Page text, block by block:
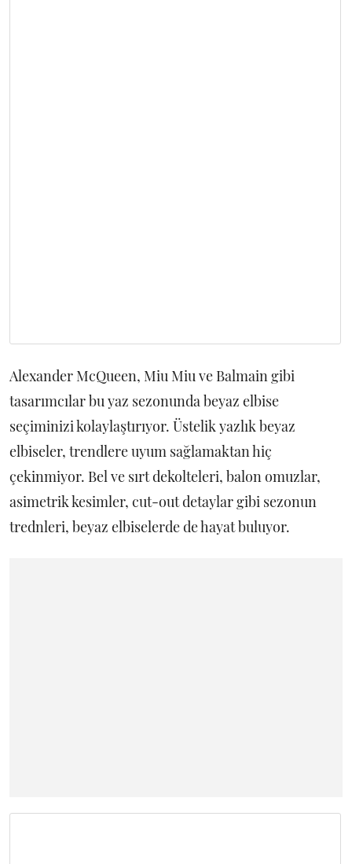
Alexander McQueen, Miu Miu ve Balmain gibi
tasarımcılar bu yaz sezonunda beyaz elbise
seçiminizi kolaylaştırıyor. Üstelik yazlık beyaz
elbiseler, trendlere uyum sağlamaktan hiç
çekinmiyor. Bel ve sırt dekolteleri, balon omuzlar,
asimetrik kesimler, cut-out detaylar gibi sezonun
trednleri, beyaz elbiselerde de hayat buluyor.